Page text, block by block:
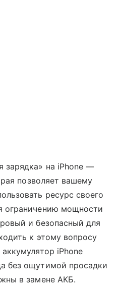
зарядка» на iPhone —
позволяет вашему
ресурс своего
ограничению мощности
и безопасный для
к этому вопросу
iPhone
без ощутимой просадки
в замене АКБ.